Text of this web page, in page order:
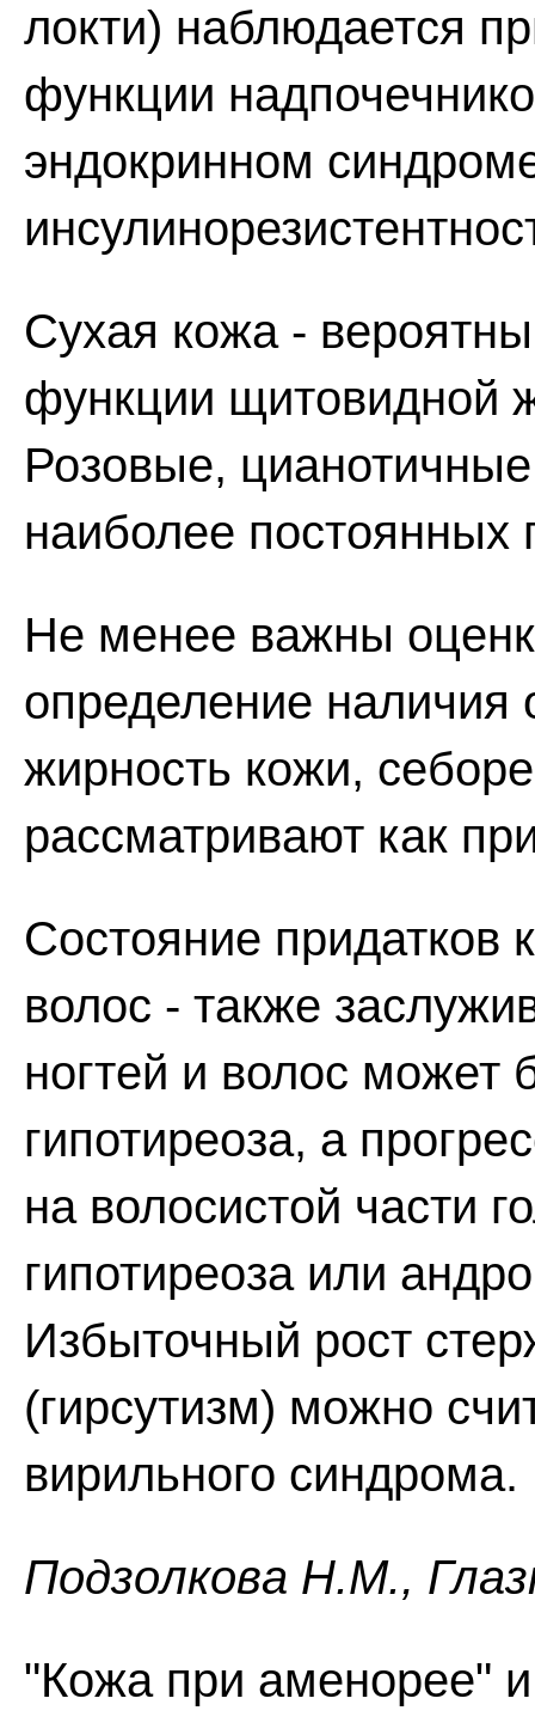
локти) наблюдается
функции
эндокринном
Сухая кожа -
функции щитовидной
Розовые,
наиболее постоянных
Не менее важны
определение
жирность кожи,
рассматривают как
Состояние придатков
волос - также
ногтей и волос может
гипотиреоза, а
на волосистой части
гипотиреоза или
Избыточный рост
(гирсутизм) можно
вирильного синдрома.
Пoдзoлкoвa H.M.,
"Кожа при аменорее"